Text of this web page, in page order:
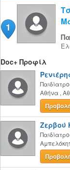
1
Doc+ Προφίλ
Αθήνα ,
Ζερβού